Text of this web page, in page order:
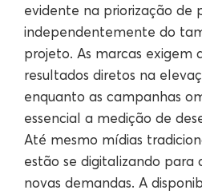
evidente na priorização de
independentemente do
projeto. As marcas exigem
resultados diretos na
enquanto as campanhas
essencial a medição de
Até mesmo mídias
estão se digitalizando para
novas demandas. A